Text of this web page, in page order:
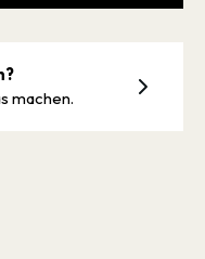
machen.